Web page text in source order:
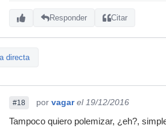
Responder Citar
directa
#18 por vagar el 19/12/2016
Tampoco quiero polemizar, ¿eh?,